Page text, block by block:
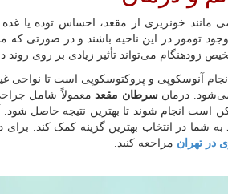
مانند خونریزی از مقعد، احساس توده یا
وجود تومور در این ناحیه باشند و در صورتی
زودهنگام می‌تواند تأثیر زیادی بر روی روند
آنوسکوپی و پروکتوسکوپی است تا نواحی
می‌شود. درمانسرطان مقعدمعمولاً شامل
است انجام شوند تا بهترین نتیجه حاصل
شما در انتخاب بهترین گزینه کمک کند. برای
در تهران مراجعه کنید.